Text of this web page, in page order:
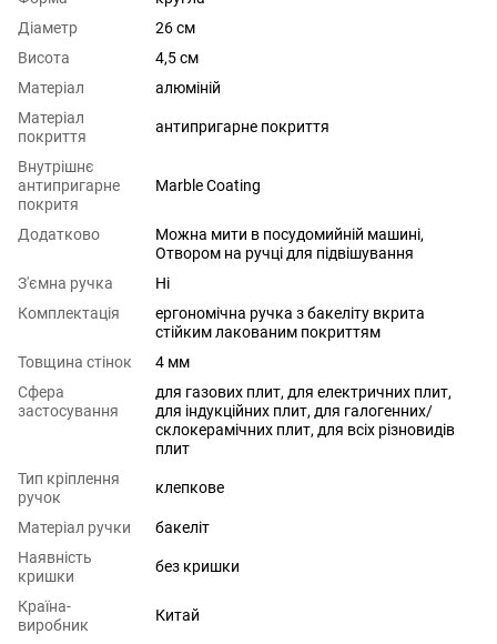
Діаметр
26 см
Висота
4,5 см
Матеріал
алюміній
Матеріал
покриття
антипригарне покриття
Внутрішнє
антипригарне
покритя
Marble Coating
Додатково
Можна мити в посудомийній машині,
Отвором на ручці для підвішування
З'ємна ручка
Ні
Комплектація
ергономічна ручка з бакеліту вкрита
стійким лакованим покриттям
Товщина стінок
4 мм
Сфера
застосування
для газових плит, для електричних плит,
для індукційних плит, для галогенних/
склокерамічних плит, для всіх різновидів
плит
Тип кріплення
ручок
клепкове
Матеріал ручки
бакеліт
Наявність
кришки
без кришки
Країна-
виробник
Китай